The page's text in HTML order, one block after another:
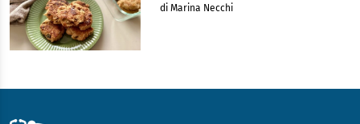
di Marina Necchi